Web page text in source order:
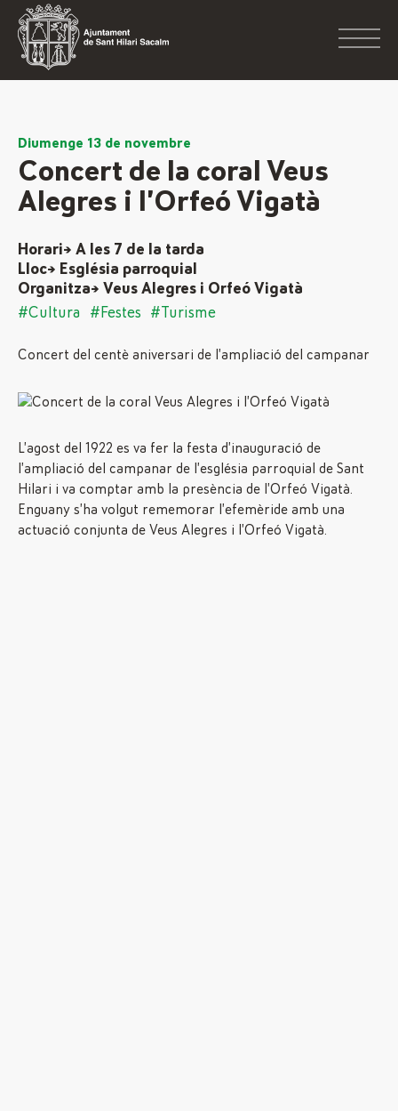
Diumenge 13 de novembre
Concert de la coral Veus
Alegres i l’Orfeó Vigatà
Horari→ A les 7 de la tarda
Lloc→ Església parroquial
Organitza→ Veus Alegres i Orfeó Vigatà
#Cultura
#Festes #Turisme
Concert del centè aniversari de l’ampliació del campanar
L’agost del 1922 es va fer la festa d’inauguració de
l’ampliació del campanar de l’església parroquial de Sant
Hilari i va comptar amb la presència de l’Orfeó Vigatà.
Enguany s’ha volgut rememorar l’efemèride amb una
actuació conjunta de Veus Alegres i l’Orfeó Vigatà.